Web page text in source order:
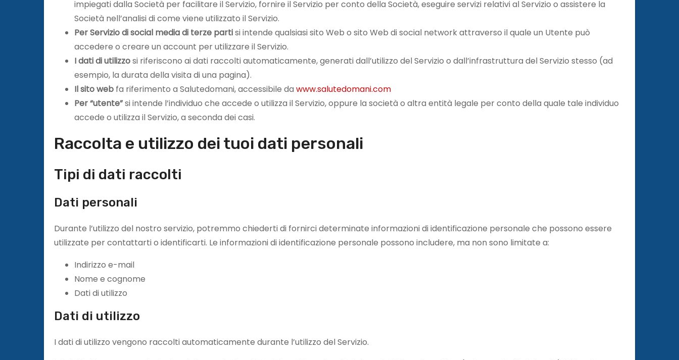
impiegati dalla Società per facilitare il Servizio, fornire il Servizio per conto della Società, eseguire servizi relativi al Servizio o assistere la
Società nell’analisi di come viene utilizzato il Servizio.
Per Servizio di social media di terze partisi intende qualsiasi sito Web o sito Web di social network attraverso il quale un Utente può
accedere o creare un account per utilizzare il Servizio.
I dati di utilizzosi riferiscono ai dati raccolti automaticamente, generati dall’utilizzo del Servizio o dall’infrastruttura del Servizio stesso (ad
esempio, la durata della visita di una pagina).
Il sito web fa riferimento a Salutedomani, accessibile da www.salutedomani.com
Per “utente”si intende l’individuo che accede o utilizza il Servizio, oppure la società o altra entità legale per conto della quale tale individuo
accede o utilizza il Servizio, a seconda dei casi.
Raccolta e utilizzo dei tuoi dati personali
Tipi di dati raccolti
Dati personali
Durante l’utilizzo del nostro servizio, potremmo chiederti di fornirci determinate informazioni di identificazione personale che possono essere
utilizzate per contattarti o identificarti. Le informazioni di identificazione personale possono includere, ma non sono limitate a:
Indirizzo e-mail
Nome e cognome
Dati di utilizzo
Dati di utilizzo
I dati di utilizzo vengono raccolti automaticamente durante l’utilizzo del Servizio.